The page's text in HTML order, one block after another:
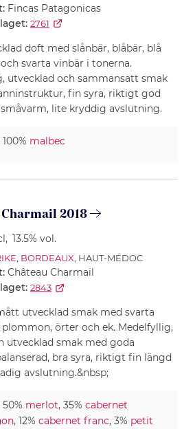
Fincas Patagonicas
2761
doft med slånbär, blåbär, blå
svarta vinbär i tonerna.
utvecklad och sammansatt smak
fin syra, riktigt god
lite kryddig avslutning.
100% malbec
2018
, 13.5% vol.
BORDEAUX , HAUT-MÉDOC
Château Charmail
2843
utvecklad smak med svarta
plommon, örter och ek. Medelfyllig,
utvecklad smak med goda
bra syra, riktigt fin längd
avslutning.&nbsp;
50% merlot, 35% cabernet
, 12% cabernet franc, 3% petit